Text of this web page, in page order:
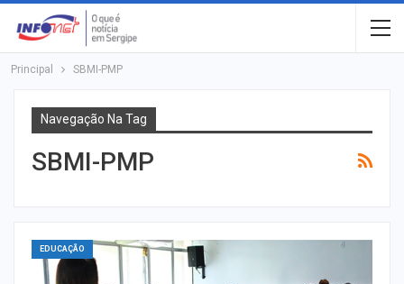
Principal SBMI-PMP
Navegação Na Tag
SBMI-PMP
EDUCAÇÃO